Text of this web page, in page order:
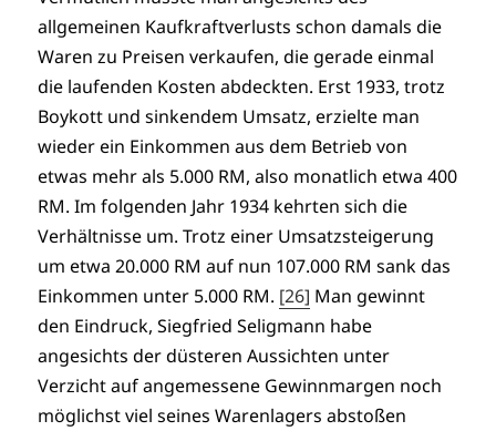
allgemeinen Kaufkraftverlusts schon damals die
Waren zu Preisen verkaufen, die gerade einmal
die laufenden Kosten abdeckten. Erst 1933, trotz
Boykott und sinkendem Umsatz, erzielte man
wieder ein Einkommen aus dem Betrieb von
etwas mehr als 5.000 RM, also monatlich etwa 400
RM. Im folgenden Jahr 1934 kehrten sich die
Verhältnisse um. Trotz einer Umsatzsteigerung
um etwa 20.000 RM auf nun 107.000 RM sank das
Einkommen unter 5.000 RM. [26] Man gewinnt
den Eindruck, Siegfried Seligmann habe
angesichts der düsteren Aussichten unter
Verzicht auf angemessene Gewinnmargen noch
möglichst viel seines Warenlagers abstoßen